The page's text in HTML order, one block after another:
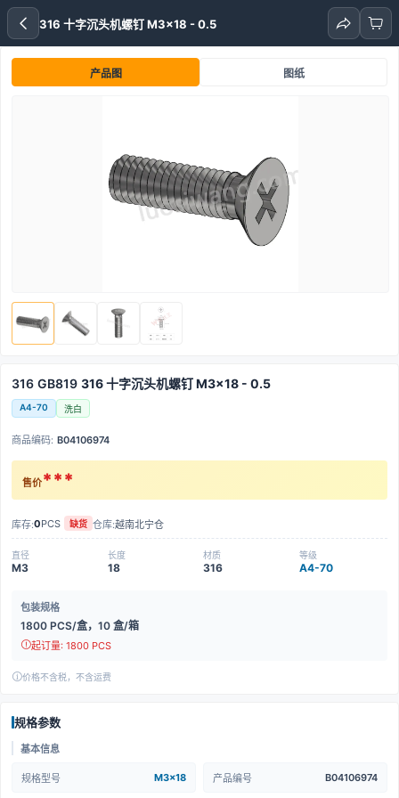
316 十字沉头机螺钉 M3x18 - 0.5
产品图 图纸
316 GB819 316 十字沉头机螺钉 M3x18 - 0.5
A4-70 洗白
商品编码: B04106974
售价***
库存:0PCS 缺货 仓库:越南北宁仓
直径
M3
长度
18
材质
316
等级
A4-70
包装规格
1800 PCS/盒，10 盒/箱
起订量: 1800 PCS
价格不含税，不含运费
规格参数
基本信息
规格型号 M3x18 产品编号 B04106974